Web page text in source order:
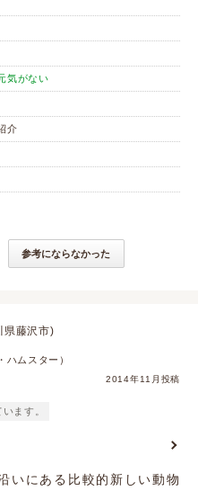
気がない
介
参考にならなかった
県藤沢市)
ムスター）
2014年11月投稿
ます。
いにある比較的新しい動物